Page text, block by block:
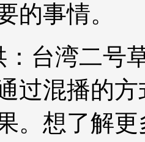
的事情。
台湾二号
过混播的
。想了解